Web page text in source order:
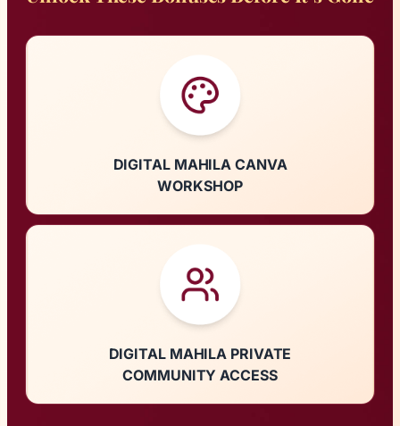
DIGITAL MAHILA CANVA
WORKSHOP
DIGITAL MAHILA PRIVATE
COMMUNITY ACCESS